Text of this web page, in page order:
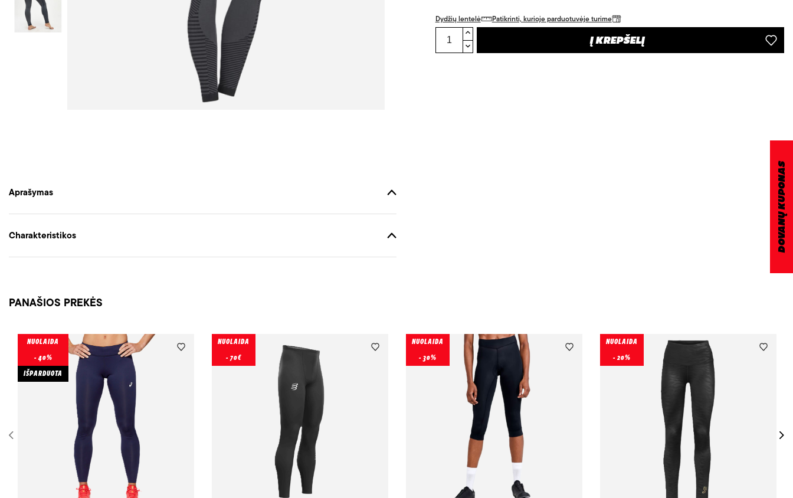
Aprašymas
Charakteristikos
Dydžių lentelė Patikrinti, kurioje parduotuvėje turime
Į KREPŠELĮ
PANAŠIOS PREKĖS
NUOLAIDA
- 40%
IŠPARDUOTA
NUOLAIDA
- 70€
NUOLAIDA
- 30%
NUOLAIDA
- 20%
DOVANŲ KUPONAS